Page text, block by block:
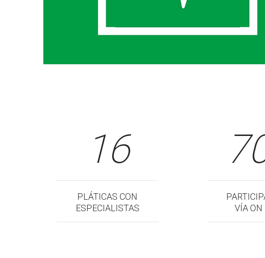
16
PLÁTICAS CON
ESPECIALISTAS
VÍA ON